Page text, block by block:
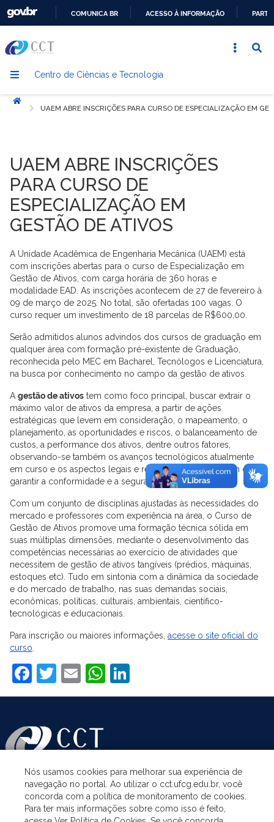
CONTEÚDO
COMUNICA BR ACESSO À INFORMAÇÃO
Centro de Ciências e Tecnologia
Início
UAEM ABRE INSCRIÇÕES PARA CURSO DE ESPECIALIZAÇÃO EM
UAEM ABRE INSCRIÇÕES
PARA CURSO DE
ESPECIALIZAÇÃO EM
GESTÃO DE ATIVOS
A Unidade Acadêmica de Engenharia Mecânica (UAEM) está
com inscrições abertas para o curso de Especialização em
Gestão de Ativos, com carga horária de 360 horas e
modalidade EAD. As inscrições acontecem de 27 de fevereiro à
09 de março de 2025. No total, são ofertadas 100 vagas. O
curso requer um investimento de 18 parcelas de R$600,00.
Serão admitidos alunos advindos dos cursos de graduação em
qualquer área com formação pré-existente de Graduação,
reconhecida pelo MEC em Bacharel, Tecnólogos e Licenciatura,
na busca por conhecimento no campo da gestão de ativos.
A gestão de ativos tem como foco principal, buscar extrair o
máximo valor de ativos da empresa, a partir de ações
estratégicas que levem em consideração, o mapeamento, o
planejamento, as oportunidades e riscos, o balanceamento de
custos, a performance dos ativos, dentre outros fatores,
observando-se também os avanços tecnológicos atualmente
em curso e os aspectos legais e requisitos mínimos, a fim de
garantir a conformidade e a segurança dos processos.
Com um conjunto de disciplinas ajustadas às necessidades do
mercado e professores com experiência na área, o Curso de
Gestão de Ativos promove uma formação técnica sólida em
suas múltiplas dimensões, mediante o desenvolvimento das
competências necessárias ao exercício de atividades que
necessitem de gestão de ativos tangíveis (prédios, máquinas,
estoques etc). Tudo em sintonia com a dinâmica da sociedade
e do mercado de trabalho, nas suas demandas sociais,
econômicas, políticas, culturais, ambientais, científico-
tecnológicas e educacionais.
Para inscrição ou maiores informações, acesse o site oficial do
curso
Facebook
Twitter
EmailWhatsApp
ASSUNTOS
Nós usamos cookies para melhorar sua experiência de
navegação no portal. Ao utilizar o cct.ufcg.edu.br, você
concorda com a política de monitoramento de cookies.
Para ter mais informações sobre como isso é feito,